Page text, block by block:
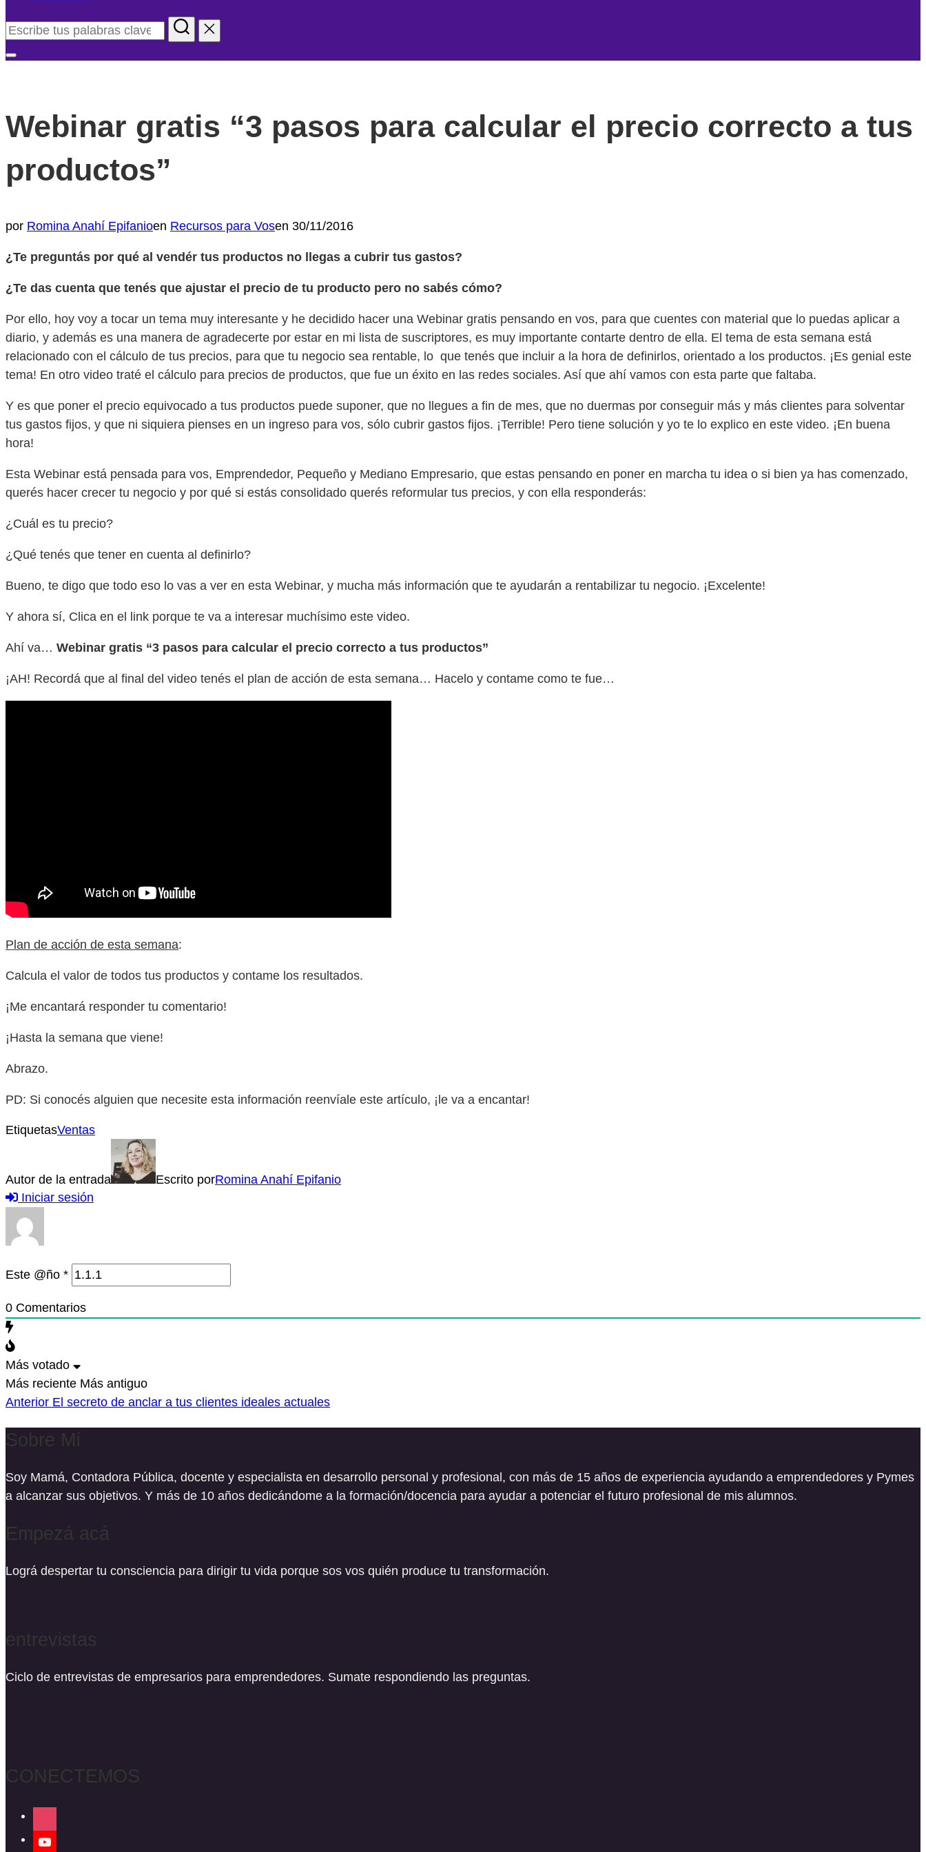
Buscar:
Alternar
lateral
y
navegación
Webinar gratis “3 pasos para calcular el precio correcto a tus
productos”
por Romina Anahí Epifanioen Recursos para Vosen Publicado
30/11/2016
¿Te preguntás por qué al vendér tus productos no llegas a cubrir tus gastos?
¿Te das cuenta que tenés que ajustar el precio de tu producto pero no sabés cómo?
Por ello, hoy voy a tocar un tema muy interesante y he decidido hacer una Webinar gratis pensando en vos, para que cuentes con material que lo puedas aplicar a
diario, y además es una manera de agradecerte por estar en mi lista de suscriptores, es muy importante contarte dentro de ella. El tema de esta semana está
relacionado con el cálculo de tus precios, para que tu negocio sea rentable, lo que tenés que incluir a la hora de definirlos, orientado a los productos. ¡Es genial este
tema! En otro video traté el cálculo para precios de productos, que fue un éxito en las redes sociales. Así que ahí vamos con esta parte que faltaba.
Y es que poner el precio equivocado a tus productos puede suponer, que no llegues a fin de mes, que no duermas por conseguir más y más clientes para solventar
tus gastos fijos, y que ni siquiera pienses en un ingreso para vos, sólo cubrir gastos fijos. ¡Terrible! Pero tiene solución y yo te lo explico en este video. ¡En buena
hora!
Esta Webinar está pensada para vos, Emprendedor, Pequeño y Mediano Empresario, que estas pensando en poner en marcha tu idea o si bien ya has comenzado,
querés hacer crecer tu negocio y por qué si estás consolidado querés reformular tus precios, y con ella responderás:
¿Cuál es tu precio?
¿Qué tenés que tener en cuenta al definirlo?
Bueno, te digo que todo eso lo vas a ver en esta Webinar, y mucha más información que te ayudarán a rentabilizar tu negocio. ¡Excelente!
Y ahora sí, Clica en el link porque te va a interesar muchísimo este video.
Ahí va… Webinar gratis “3 pasos para calcular el precio correcto a tus productos”
¡AH! Recordá que al final del video tenés el plan de acción de esta semana… Hacelo y contame como te fue…
Plan de acción de esta semana:
Calcula el valor de todos tus productos y contame los resultados.
¡Me encantará responder tu comentario!
¡Hasta la semana que viene!
Abrazo.
PD: Si conocés alguien que necesite esta información reenvíale este artículo, ¡le va a encantar!
EtiquetasVentas
Autor de la entrada Escrito porRomina Anahí Epifanio
Iniciar sesión
Este @ño *
0 Comentarios
Más votado
Más reciente Más antiguo
Navegación
de
Anterior
Anterior El secreto de anclar a tus clientes ideales actuales
Sobre Mí
Soy Mamá, Contadora Pública, docente y especialista en desarrollo personal y profesional, con más de 15 años de experiencia ayudando a emprendedores y Pymes
a alcanzar sus objetivos. Y más de 10 años dedicándome a la formación/docencia para ayudar a potenciar el futuro profesional de mis alumnos.
Empezá acá
Lográ despertar tu consciencia para dirigir tu vida porque sos vos quién produce tu transformación.
entrevistas
Ciclo de entrevistas de empresarios para emprendedores. Sumate respondiendo las preguntas.
CONECTEMOS
youtube